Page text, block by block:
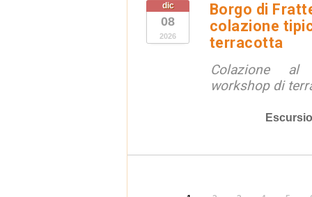
dic
08
2026
Borgo di
colazione
terracotta
Colazione al
workshop di